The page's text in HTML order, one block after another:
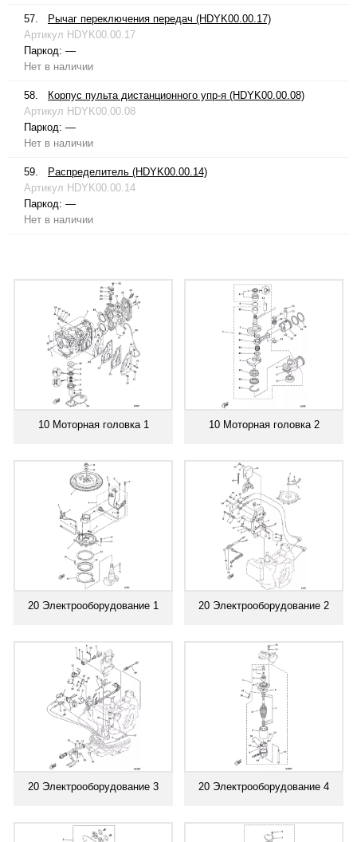
57.
Рычаг переключения передач (HDYK00.00.17)
Артикул HDYK00.00.17
Паркод: —
Нет в наличии
58.
Корпус пульта дистанционного упр-я (HDYK00.00.08)
Артикул HDYK00.00.08
Паркод: —
Нет в наличии
59.
Распределитель (HDYK00.00.14)
Артикул HDYK00.00.14
Паркод: —
Нет в наличии
10 Моторная головка 1 10 Моторная головка 2
20 Электрооборудование 1 20 Электрооборудование 2
20 Электрооборудование 3 20 Электрооборудование 4